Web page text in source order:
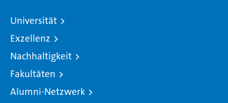
Universität
Exzellenz
Nachhaltigkeit
Fakultäten
Alumni-Netzwerk